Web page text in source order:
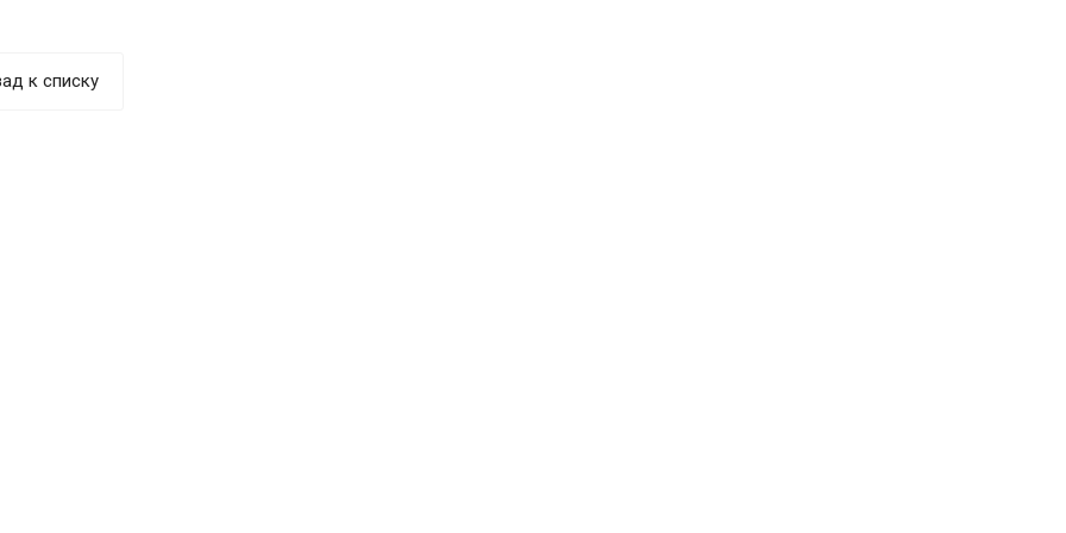
к списку